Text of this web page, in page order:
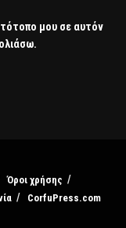
μου σε αυτόν
Όροι χρήσης
CorfuPress.com